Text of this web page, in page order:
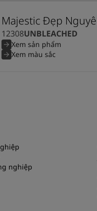
Majestic Đẹp
12308UNBLEACHED
Xem sản phẩm
Xem màu sắc
nghiệp